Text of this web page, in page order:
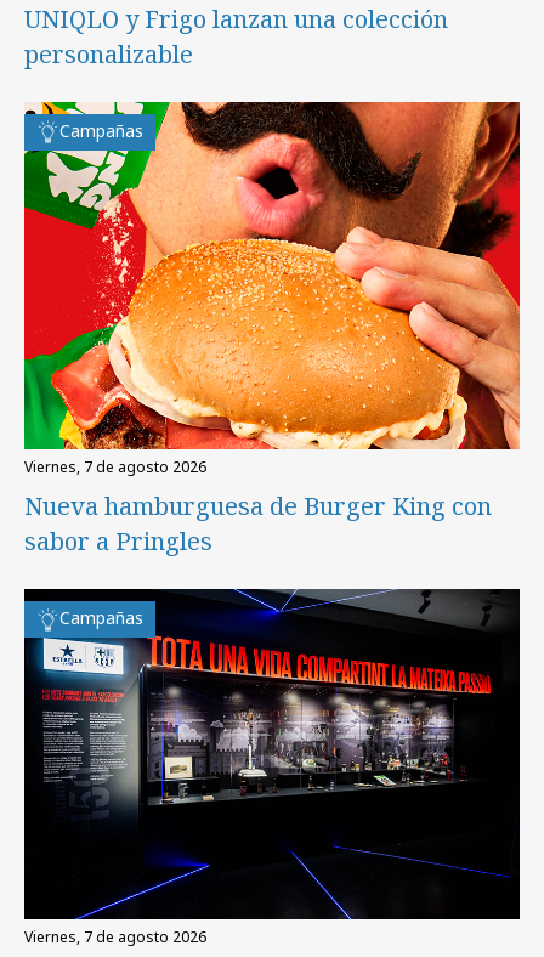
UNIQLO y Frigo lanzan una colección
personalizable
Campañas
viernes, 7 de agosto 2026
Nueva hamburguesa de Burger King con
sabor a Pringles
Campañas
viernes, 7 de agosto 2026